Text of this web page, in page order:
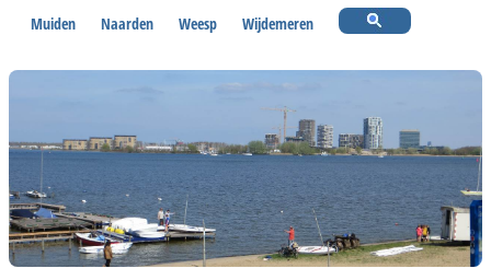
Muiden Naarden Weesp Wijdemeren